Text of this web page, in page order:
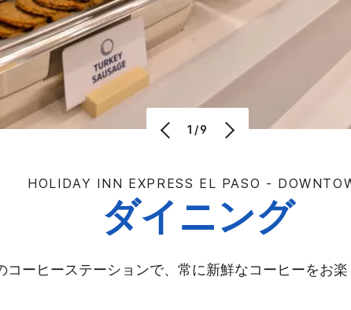
1/9
HOLIDAY INN EXPRESS EL PASO -
ダイニング
コーヒーステーションで、常に新鮮なコーヒーをお楽